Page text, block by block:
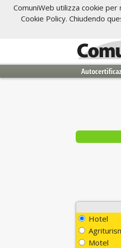
ComuniWeb utilizza cookie
Cookie Policy. Chiudendo
Hotel
Motel